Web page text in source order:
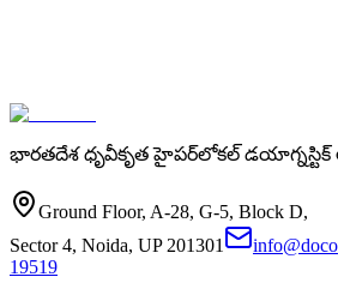
భారతదేశ ధృవీకృత హైపర్‌లోకల్
Ground Floor, A-28, G-5, Block D,
Sector 4, Noida, UP 201301
19519